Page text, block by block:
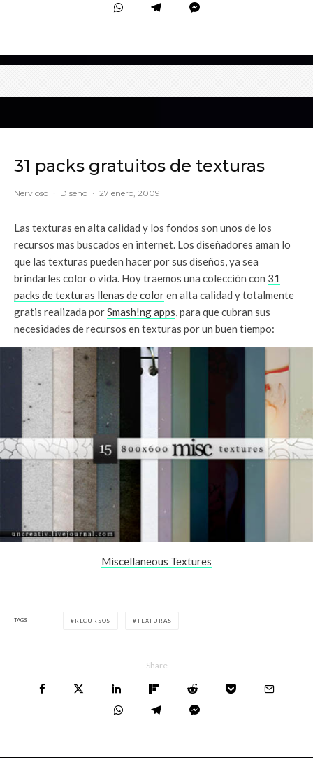
31 packs gratuitos de texturas
Nervioso · Diseño · 27 enero, 2009
Las texturas en alta calidad y los fondos son unos de los
recursos mas buscados en internet. Los diseñadores aman lo
que las texturas pueden hacer por sus diseños, ya sea
brindarles color o vida. Hoy traemos una colección con 31
packs de texturas llenas de coloren alta calidad y totalmente
gratis realizada porSmash!ng apps, para que cubran sus
necesidades de recursos en texturas por un buen tiempo:
Miscellaneous Textures
TAGS RECURSOS TEXTURAS
Share